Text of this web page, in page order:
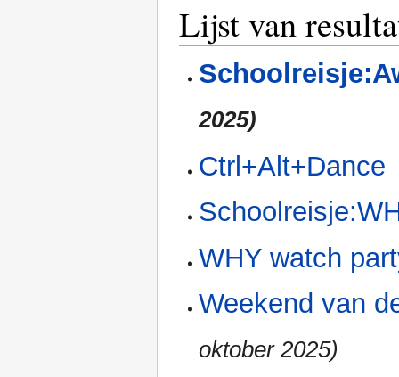
Lijst van
2025)
Ctrl+Alt+Dance
WHY watch
Weekend van
oktober 2025)